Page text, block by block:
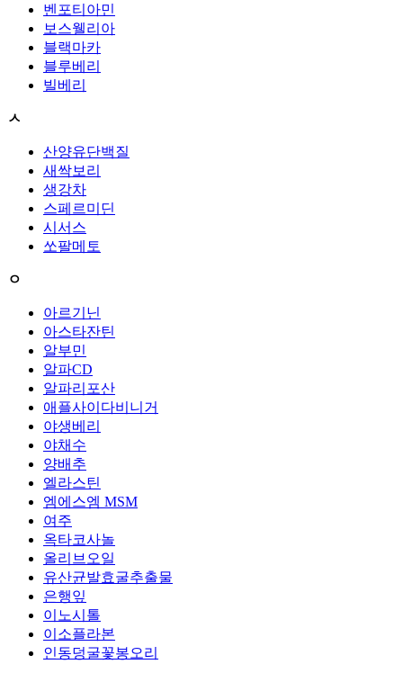
벤포티아민
보스웰리아
블랙마카
블루베리
빌베리
ㅅ
산양유단백질
새싹보리
생강차
스페르미딘
시서스
쏘팔메토
ㅇ
아르기닌
아스타잔틴
알부민
알파CD
알파리포산
애플사이다비니거
야생베리
야채수
양배추
엘라스틴
엠에스엠 MSM
여주
옥타코사놀
올리브오일
유산균발효굴추출물
은행잎
이노시톨
이소플라본
인동덩굴꽃봉오리